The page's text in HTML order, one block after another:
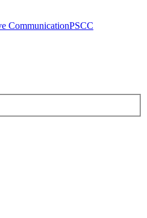
CommunicationPSCC